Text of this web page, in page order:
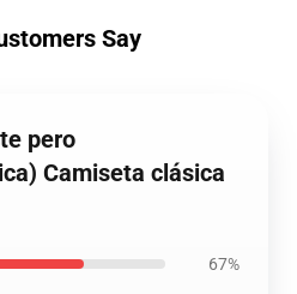
Say
pero
Camiseta clásica
67%